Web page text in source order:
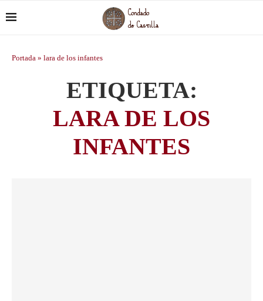
Portada » lara de los infantes
ETIQUETA:
LARA DE LOS
INFANTES